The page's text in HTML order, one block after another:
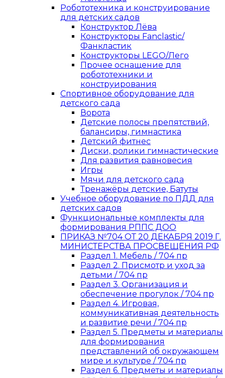
Робототехника и конструирование
для детских садов
Конструктор Лёва
Конструкторы Fanclastic/
Фанкластик
Конструкторы LEGO/Лего
Прочее оснащение для
робототехники и
конструирования
Спортивное оборудование для
детского сада
Ворота
Детские полосы препятствий,
балансиры, гимнастика
Детский фитнес
Диски, ролики гимнастические
Для развития равновесия
Игры
Мячи для детского сада
Тренажёры детские, Батуты
Учебное оборудование по ПДД для
детских садов
Функциональные комплекты для
формирования РППС ДОО
ПРИКАЗ №704 ОТ 20 ДЕКАБРЯ 2019 Г.
МИНИСТЕРСТВА ПРОСВЕЩЕНИЯ РФ
Раздел 1. Мебель / 704 пр
Раздел 2. Присмотр и уход за
детьми / 704 пр
Раздел 3. Организация и
обеспечение прогулок / 704 пр
Раздел 4. Игровая,
коммуникативная деятельность
и развитие речи / 704 пр
Раздел 5. Предметы и материалы
для формирования
представлений об окружающем
мире и культуре / 704 пр
Раздел 6. Предметы и материалы